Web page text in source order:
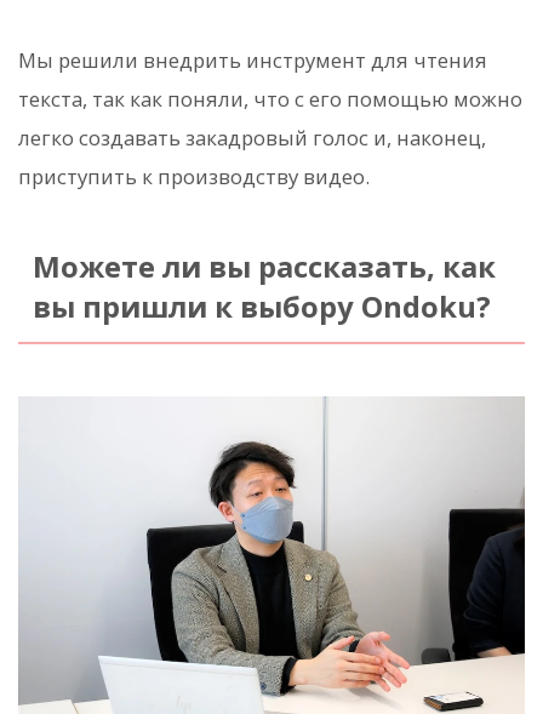
Мы решили внедрить инструмент для чтения
текста, так как поняли, что с его помощью можно
легко создавать закадровый голос и, наконец,
приступить к производству видео.
Можете ли вы рассказать, как
вы пришли к выбору Ondoku?